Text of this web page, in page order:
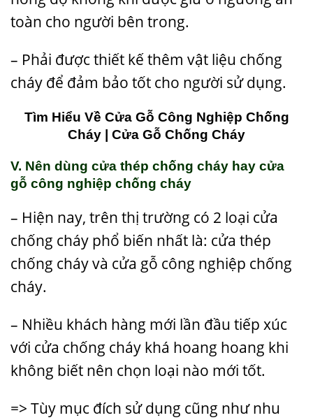
toàn cho người bên trong.
– Phải được thiết kế thêm vật liệu chống
cháy để đảm bảo tốt cho người sử dụng.
Tìm Hiểu Về Cửa Gỗ Công Nghiệp Chống
Cháy | Cửa Gỗ Chống Cháy
V. Nên dùng cửa thép chống cháy hay cửa
gỗ công nghiệp chống cháy
– Hiện nay, trên thị trường có 2 loại cửa
chống cháy phổ biến nhất là: cửa thép
chống cháy và cửa gỗ công nghiệp chống
cháy.
– Nhiều khách hàng mới lần đầu tiếp xúc
với cửa chống cháy khá hoang hoang khi
không biết nên chọn loại nào mới tốt.
=> Tùy mục đích sử dụng cũng như nhu